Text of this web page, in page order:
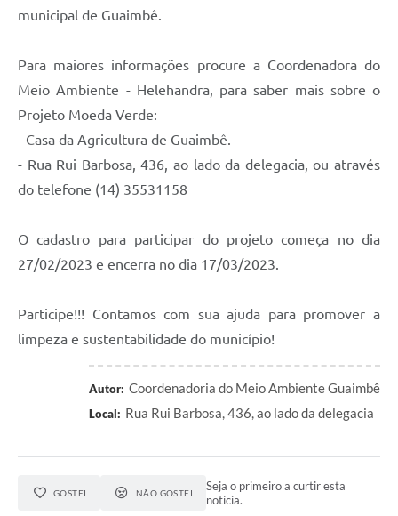
municipal de Guaimbê.
Para maiores informações procure a Coordenadora do
Meio Ambiente - Helehandra, para saber mais sobre o
Projeto Moeda Verde:
- Casa da Agricultura de Guaimbê.
- Rua Rui Barbosa, 436, ao lado da delegacia, ou através
do telefone (14) 35531158
O cadastro para participar do projeto começa no dia
27/02/2023 e encerra no dia 17/03/2023.
Participe!!! Contamos com sua ajuda para promover a
limpeza e sustentabilidade do município!
Autor: Coordenadoria do Meio Ambiente Guaimbê
Local: Rua Rui Barbosa, 436, ao lado da delegacia
GOSTEI NÃO GOSTEI
Seja o primeiro a curtir esta
notícia.